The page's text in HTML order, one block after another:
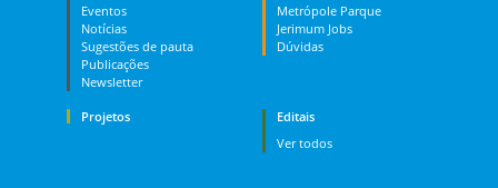
Eventos
Notícias
Sugestões de pauta
Publicações
Newsletter
Metrópole Parque
Jerimum Jobs
Dúvidas
Projetos
Editais
Ver todos